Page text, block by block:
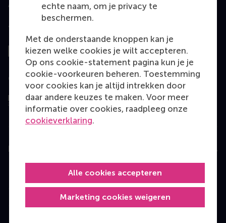
echte naam, om je privacy te
beschermen.
Met de onderstaande knoppen kan je
kiezen welke cookies je wilt accepteren.
Op ons cookie-statement pagina kun je je
cookie-voorkeuren beheren. Toestemming
voor cookies kan je altijd intrekken door
daar andere keuzes te maken. Voor meer
informatie over cookies, raadpleeg onze
cookieverklaring.
Marketing cookies weigeren
Alle cookies accepteren
Top gerangschikt
Geëvalueerd door
Master